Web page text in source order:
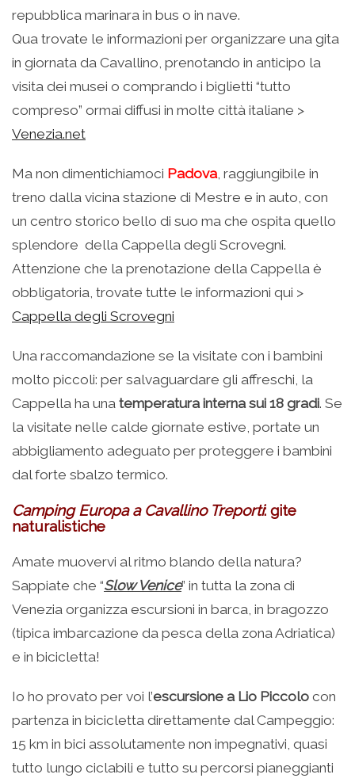
repubblica marinara in bus o in nave.
Qua trovate le informazioni per organizzare una gita
in giornata da Cavallino, prenotando in anticipo la
visita dei musei o comprando i biglietti “tutto
compreso” ormai diffusi in molte città italiane >
Venezia.net
Ma non dimentichiamoci Padova, raggiungibile in
treno dalla vicina stazione di Mestre e in auto, con
un centro storico bello di suo ma che ospita quello
splendore della Cappella degli Scrovegni.
Attenzione che la prenotazione della Cappella è
obbligatoria, trovate tutte le informazioni qui >
Cappella degli Scrovegni
Una raccomandazione se la visitate con i bambini
molto piccoli: per salvaguardare gli affreschi, la
Cappella ha una temperatura interna sui 18 gradi. Se
la visitate nelle calde giornate estive, portate un
abbigliamento adeguato per proteggere i bambini
dal forte sbalzo termico.
Camping Europa a Cavallino Treporti: gite
naturalistiche
Amate muovervi al ritmo blando della natura?
Sappiate che “Slow Venice” in tutta la zona di
Venezia organizza escursioni in barca, in bragozzo
(tipica imbarcazione da pesca della zona Adriatica)
e in bicicletta!
Io ho provato per voi l’escursione a Lio Piccolo con
partenza in bicicletta direttamente dal Campeggio:
15 km in bici assolutamente non impegnativi, quasi
tutto lungo ciclabili e tutto su percorsi pianeggianti